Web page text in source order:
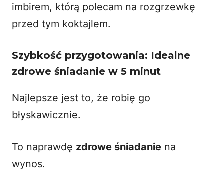
imbirem, którą polecam na rozgrzewkę
przed tym koktajlem.
Szybkość przygotowania: Idealne
zdrowe śniadanie w 5 minut
Najlepsze jest to, że robię go
błyskawicznie.
To naprawdę zdrowe śniadanie na
wynos.